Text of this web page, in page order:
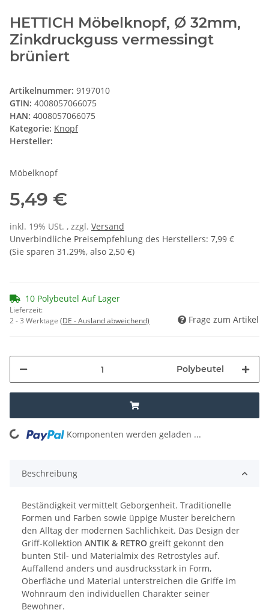
HETTICH Möbelknopf, Ø 32mm,
Zinkdruckguss vermessingt
brüniert
Artikelnummer: 9197010
GTIN: 4008057066075
HAN: 4008057066075
Kategorie: Knopf
Hersteller:
Möbelknopf
5,49 €
inkl. 19% USt. , zzgl. Versand
Unverbindliche Preisempfehlung des Herstellers: 7,99 €
(Sie sparen 31.29%, also 2,50 €)
10 Polybeutel Auf Lager
Lieferzeit:
2 - 3 Werktage (DE - Ausland abweichend) Frage zum Artikel
Polybeutel
Loading... Komponenten werden geladen ...
Beschreibung
Beständigkeit vermittelt Geborgenheit. Traditionelle
Formen und Farben sowie üppige Muster bereichern
den Alltag der modernen Sachlichkeit. Das Design der
Griff-Kollektion ANTIK & RETRO greift gekonnt den
bunten Stil- und Materialmix des Retrostyles auf.
Auffallend anders und ausdrucksstark in Form,
Oberfläche und Material unterstreichen die Griffe im
Wohnraum den individuellen Charakter seiner
Bewohner.